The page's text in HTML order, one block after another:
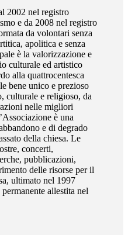
2002 nel registro
e da 2008 nel registro
da volontari senza
apolitica e senza
è la valorizzazione e
culturale ed artistico
alla quattrocentesca
bene unico e prezioso
culturale e religioso, da
nelle migliori
è una
e di degrado
della chiesa. Le
concerti,
pubblicazioni,
delle risorse per il
ultimato nel 1997
allestita nel